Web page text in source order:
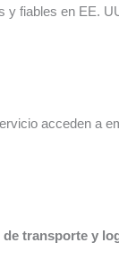
fiables en EE.
acceden a
transporte y